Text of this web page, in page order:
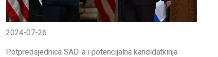
2024-07-26
Potpredsjednica SAD-a i potencijalna kandidatkinja